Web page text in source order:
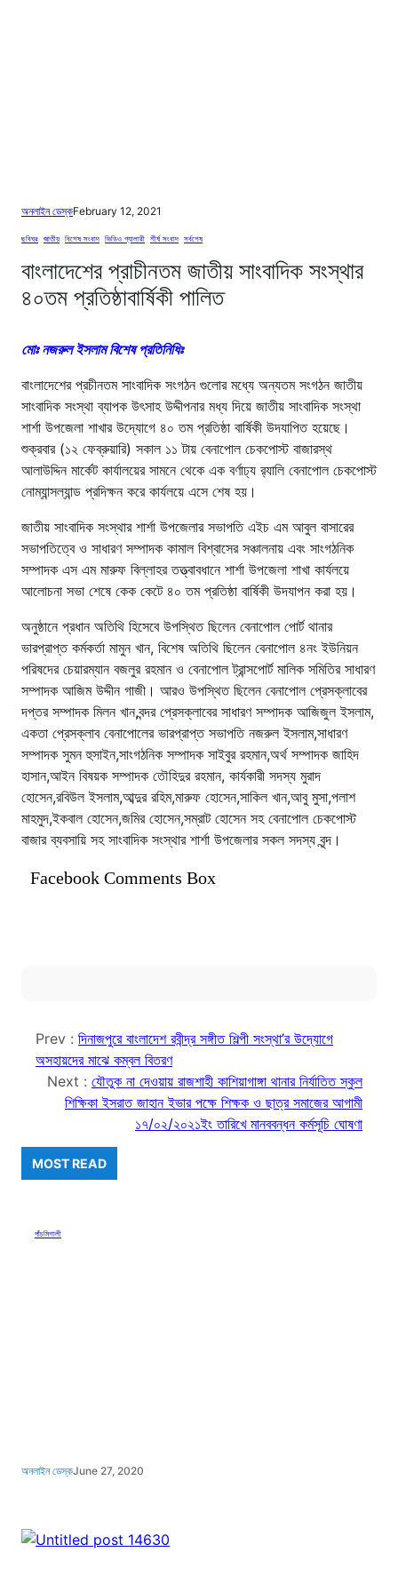
অনলাইন ডেস্কFebruary 12, 2021
ছবিঘর জাতীয় বিশেষ সংবাদ ভিডিও গ্যালারী শীর্ষ সংবাদ সর্বশেষ
বাংলাদেশের প্রাচীনতম জাতীয় সাংবাদিক সংস্থার
৪০তম প্রতিষ্ঠাবার্ষিকী পালিত
মোঃ নজরুল ইসলাম বিশেষ প্রতিনিধিঃ
বাংলাদেশের প্রচীনতম সাংবাদিক সংগঠন গুলোর মধ্যে অন্যতম সংগঠন জাতীয়
সাংবাদিক সংস্থা ব্যাপক উৎসাহ উদ্দীপনার মধ্য দিয়ে জাতীয় সাংবাদিক সংস্থা
শার্শা উপজেলা শাখার উদ্যোগে ৪০ তম প্রতিষ্ঠা বার্ষিকী উদযাপিত হয়েছে।
শুক্রবার (১২ ফেব্রুয়ারি) সকাল ১১ টায় বেনাপোল চেকপোস্ট বাজারস্থ
আলাউদ্দিন মার্কেট কার্যালয়ের সামনে থেকে এক বর্ণাঢ্য র‌্যালি বেনাপোল চেকপোস্ট
নোম্যান্সল্যান্ড প্রদিক্ষন করে কার্যলয়ে এসে শেষ হয়।
জাতীয় সাংবাদিক সংস্থার শার্শা উপজেলার সভাপতি এইচ এম আবুল বাসারের
সভাপতিত্বে ও সাধারণ সম্পাদক কামাল বিশ্বাসের সঞ্চালনায় এবং সাংগঠনিক
সম্পাদক এস এম মারুফ বিল্লাহর তত্ত্বাবধানে শার্শা উপজেলা শাখা কার্যলয়ে
আলোচনা সভা শেষে কেক কেটে ৪০ তম প্রতিষ্ঠা বার্ষিকী উদযাপন করা হয়।
অনুষ্ঠানে প্রধান অতিথি হিসেবে উপস্থিত ছিলেন বেনাপোল পোর্ট থানার
ভারপ্রাপ্ত কর্মকর্তা মামুন খান, বিশেষ অতিথি ছিলেন বেনাপোল ৪নং ইউনিয়ন
পরিষদের চেয়ারম্যান বজলুর রহমান ও বেনাপোল ট্রান্সপোর্ট মালিক সমিতির সাধারণ
সম্পাদক আজিম উদ্দীন গাজী। আরও উপস্থিত ছিলেন বেনাপোল প্রেসক্লাবের
দপ্তর সম্পাদক মিলন খান,বন্দর প্রেসক্লাবের সাধারণ সম্পাদক আজিজুল ইসলাম,
একতা প্রেসক্লাব বেনাপোলের ভারপ্রাপ্ত সভাপতি নজরুল ইসলাম,সাধারণ
সম্পাদক সুমন হুসাইন,সাংগঠনিক সম্পাদক সাইবুর রহমান,অর্থ সম্পাদক জাহিদ
হাসান,আইন বিষয়ক সম্পাদক তৌহিদুর রহমান, কার্যকারী সদস্য মুরাদ
হোসেন,রবিউল ইসলাম,আব্দুর রহিম,মারুফ হোসেন,সাকিল খান,আবু মুসা,পলাশ
মাহমুদ,ইকবাল হোসেন,জমির হোসেন,সম্রাট হোসেন সহ বেনাপোল চেকপোস্ট
বাজার ব্যবসায়ি সহ সাংবাদিক সংস্থার শার্শা উপজেলার সকল সদস্য বৃন্দ।
Facebook Comments Box
Prev : দিনাজপুরে বাংলাদেশ রবীন্দ্র সঙ্গীত শিল্পী সংস্থা’র উদ্যোগে
অসহায়দের মাঝে কম্বল বিতরণ
Next : যৌতুক না দেওয়ায় রাজশাহী কাশিয়াগাঙ্গা থানার নির্যাতিত স্কুল
শিক্ষিকা ইসরাত জাহান ইভার পক্ষে শিক্ষক ও ছাত্র সমাজের আগামী
১৭/০২/২০২১ইং তারিখে মানববন্ধন কর্মসূচি ঘোষণা
MOST READ
পাঁচমিশালী
অনলাইন ডেস্কJune 27, 2020